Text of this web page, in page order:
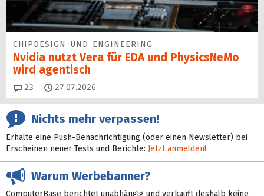
CHIPDESIGN UND ENGINEERING
Nvidia nutzt Vera für EDA und PhysicsNeMo
wird agentisch
23 Kommentare
27.07.2026
Nichts mehr verpassen!
Erhalte eine Push-Benachrichtigung (oder einen Newsletter) bei
Erscheinen neuer Tests und Berichte: Jetzt anmelden!
Warum Werbebanner?
ComputerBase berichtet unabhängig und verkauft deshalb keine